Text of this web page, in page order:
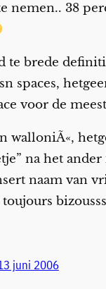
nemen.. 38
te brede
spaces,
voor de
walloniÃ«,
na het ander
naam van
juni 2006